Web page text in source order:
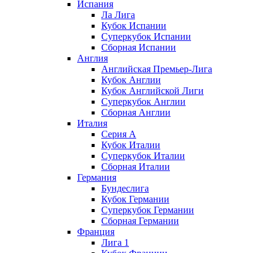
Испания
Ла Лига
Кубок Испании
Суперкубок Испании
Сборная Испании
Англия
Английская Премьер-Лига
Кубок Англии
Кубок Английской Лиги
Суперкубок Англии
Сборная Англии
Италия
Серия А
Кубок Италии
Суперкубок Италии
Сборная Италии
Германия
Бундеслига
Кубок Германии
Суперкубок Германии
Сборная Германии
Франция
Лига 1